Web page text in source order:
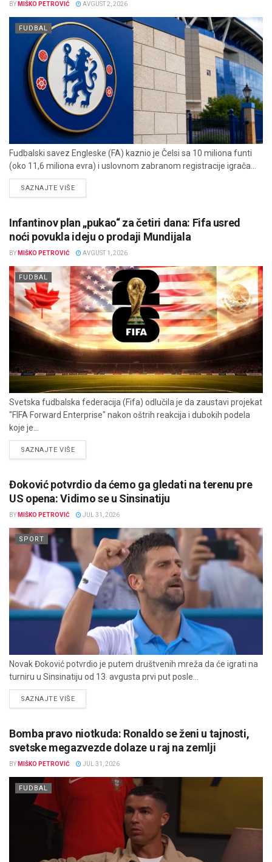
BY MIŠKO PETROVIĆ AVGUST 2, 2026
FUDBAL
Fudbalski savez Engleske (FA) kaznio je Čelsi sa 10 miliona funti
(oko 11,6 miliona evra) i uslovnom zabranom registracije igrača...
SAZNAJTE VIŠEDETAILS
Infantinov plan „pukao“ za četiri dana: Fifa usred
noći povukla ideju o prodaji Mundijala
BY MIŠKO PETROVIĆ AVGUST 1, 2026
FUDBAL
Svetska fudbalska federacija (Fifa) odlučila je da zaustavi projekat
"FIFA Forward Enterprise" nakon oštrih reakcija i dubokih podela
koje je...
SAZNAJTE VIŠEDETAILS
Đoković potvrdio da ćemo ga gledati na terenu pre
US opena: Vidimo se u Sinsinatiju
BY MIŠKO PETROVIĆ JUL 31, 2026
SPORT
Novak Đoković potvrdio je putem društvenih mreža da će igrati na
turniru u Sinsinatiju od 13. avgusta prvi put posle...
SAZNAJTE VIŠEDETAILS
Bomba pravo niotkuda: Ronaldo se ženi u tajnosti,
svetske megazvezde dolaze u raj na zemlji
BY MIŠKO PETROVIĆ JUL 31, 2026
FUDBAL